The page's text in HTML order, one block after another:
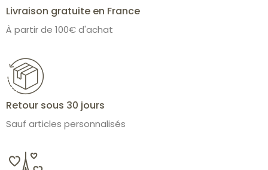
Livraison gratuite en France
À partir de 100€ d'achat
Retour sous 30 jours
Sauf articles personnalisés